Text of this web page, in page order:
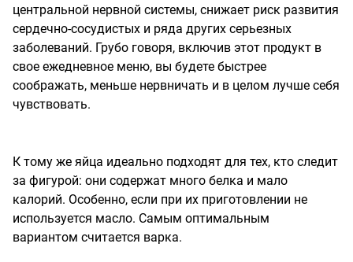
центральной нервной системы, снижает риск развития
сердечно-сосудистых и ряда других серьезных
заболеваний. Грубо говоря, включив этот продукт в
свое ежедневное меню, вы будете быстрее
соображать, меньше нервничать и в целом лучше себя
чувствовать.
К тому же яйца идеально подходят для тех, кто следит
за фигурой: они содержат много белка и мало
калорий. Особенно, если при их приготовлении не
используется масло. Самым оптимальным
вариантом считается варка.